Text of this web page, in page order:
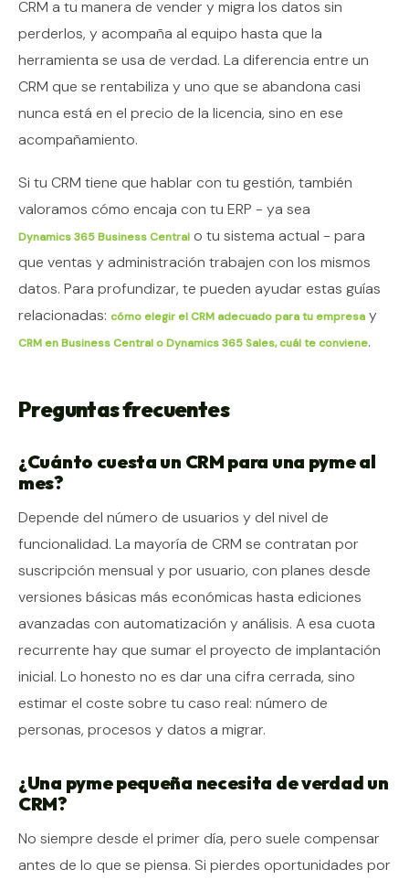
CRM a tu manera de vender y migra los datos sin
perderlos, y acompaña al equipo hasta que la
herramienta se usa de verdad. La diferencia entre un
CRM que se rentabiliza y uno que se abandona casi
nunca está en el precio de la licencia, sino en ese
acompañamiento.
Si tu CRM tiene que hablar con tu gestión, también
valoramos cómo encaja con tu ERP - ya sea
Dynamics 365 Business Central o tu sistema actual - para
que ventas y administración trabajen con los mismos
datos. Para profundizar, te pueden ayudar estas guías
relacionadas: cómo elegir el CRM adecuado para tu empresa y
CRM en Business Central o Dynamics 365 Sales, cuál te conviene.
Preguntas frecuentes
¿Cuánto cuesta un CRM para una pyme al
mes?
Depende del número de usuarios y del nivel de
funcionalidad. La mayoría de CRM se contratan por
suscripción mensual y por usuario, con planes desde
versiones básicas más económicas hasta ediciones
avanzadas con automatización y análisis. A esa cuota
recurrente hay que sumar el proyecto de implantación
inicial. Lo honesto no es dar una cifra cerrada, sino
estimar el coste sobre tu caso real: número de
personas, procesos y datos a migrar.
¿Una pyme pequeña necesita de verdad un
CRM?
No siempre desde el primer día, pero suele compensar
antes de lo que se piensa. Si pierdes oportunidades por